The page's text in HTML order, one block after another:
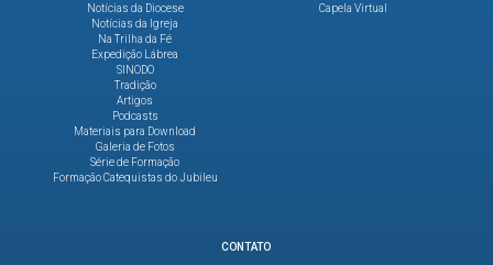
Notícias da Diocese
Notícias da Igreja
Na Trilha da Fé
Expedição Lábrea
SINODO
Tradição
Artigos
Podcasts
Materiais para Download
Galeria de Fotos
Série de Formação
Formação Catequistas do Jubileu
Capela Virtual
CONTATO